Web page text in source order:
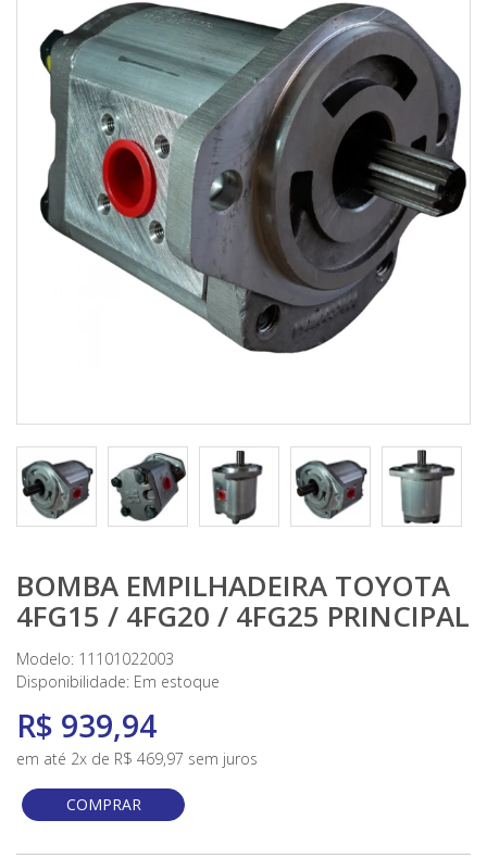
BOMBA EMPILHADEIRA TOYOTA
4FG15 / 4FG20 / 4FG25 PRINCIPAL
Modelo: 11101022003
Disponibilidade: Em estoque
R$ 939,94
em até 2x de R$ 469,97 sem juros
COMPRAR